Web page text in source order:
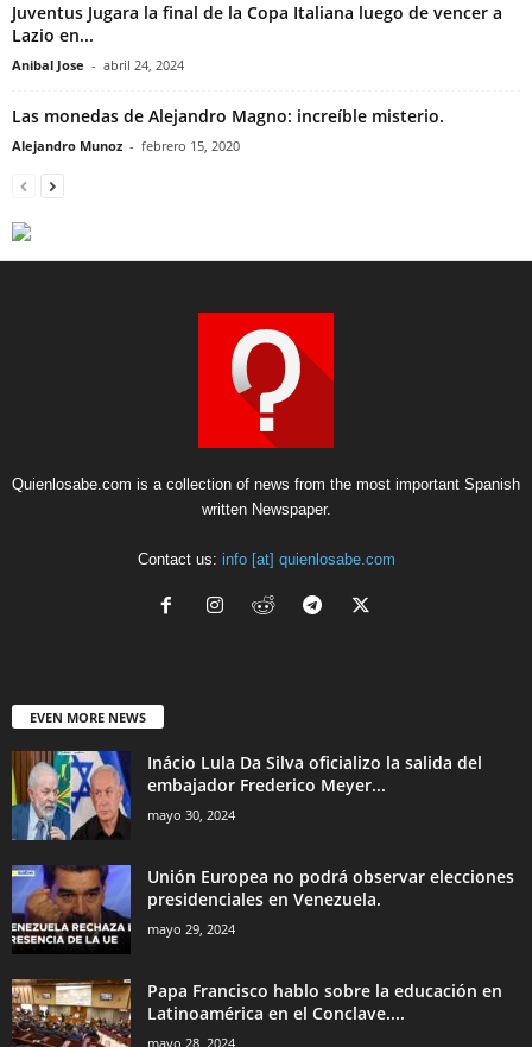
Juventus Jugara la final de la Copa Italiana luego de vencer a
Lazio en...
Anibal Jose - abril 24, 2024
Las monedas de Alejandro Magno: increíble misterio.
Alejandro Munoz - febrero 15, 2020
Quienlosabe.com is a collection of news from the most important Spanish
written Newspaper.
Contact us: info [at] quienlosabe.com
EVEN MORE NEWS
Inácio Lula Da Silva oficializo la salida del
embajador Frederico Meyer...
mayo 30, 2024
Unión Europea no podrá observar elecciones
presidenciales en Venezuela.
mayo 29, 2024
Papa Francisco hablo sobre la educación en
Latinoamérica en el Conclave....
mayo 28, 2024